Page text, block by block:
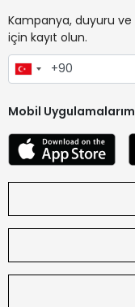
Kampanya, duyuru
için kayıt olun.
Mobil